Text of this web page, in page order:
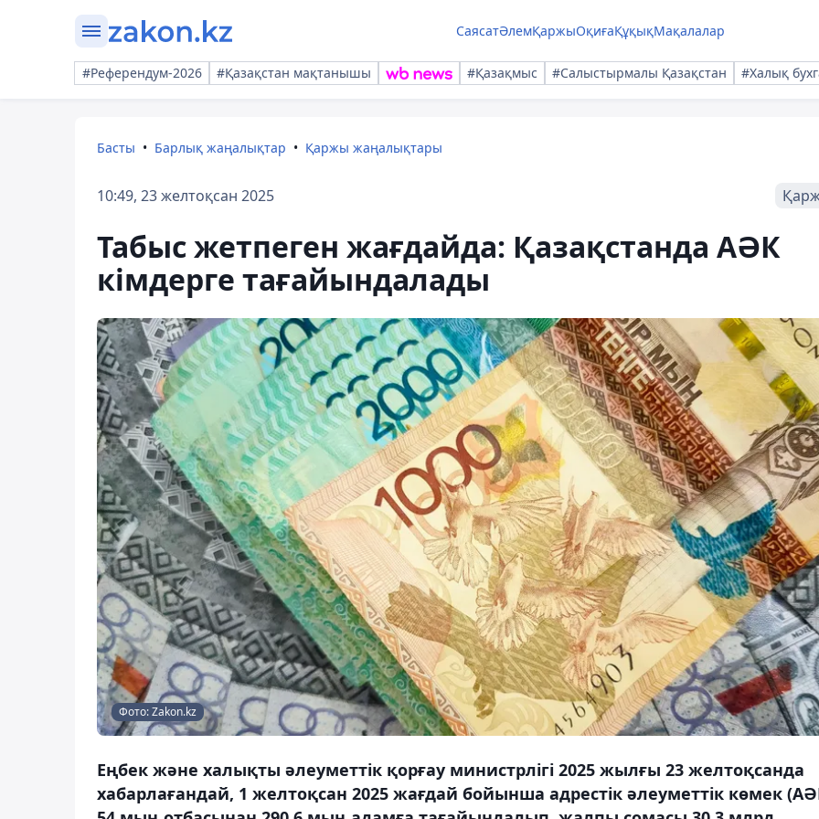
СаясатӘлемҚаржыОқиғаҚұқықМақалалар
#Референдум-2026 #Қазақстан мақтанышы #Қазақмыс #Салыстырмалы Қазақстан #Халық
Басты Барлық жаңалықтар Қаржы жаңалықтары
10:49, 23 желтоқсан 2025
Табыс жетпеген жағдайда: Қазақстанда АӘК
кімдерге тағайындалады
Фото: Zakon.kz
Еңбек және халықты әлеуметтік қорғау министрлігі 2025 жылғы 23 желтоқсанда
хабарлағандай, 1 желтоқсан 2025 жағдай бойынша адрестік әлеуметтік көмек